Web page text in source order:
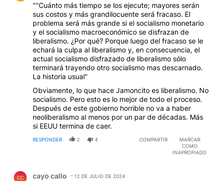
""Cuánto más tiempo se los ejecute; mayores serán
sus costos y más grandilocuente será fracaso. El
problema será más grande si el socialismo monetario
y el socialismo macroeconómico se disfrazan de
liberalismo. ¿Por qué? Porque luego del fracaso se le
echará la culpa al liberalismo y, en consecuencia, el
actual socialismo disfrazado de liberalismo sólo
terminará trayendo otro socialismo mas descarnado.
La historia usual"
Obviamente, lo que hace Jamoncito es liberalismo. No
socialismo. Pero esto es lo mejor de todo el proceso.
Después de este gobierno horrible no va a haber
neoliberalismo al menos por un par de décadas. Más
si EEUU termina de caer.
RESPONDER 2 4 COMPARTIR
MARCAR
COMO
INAPROPIADO
CC cayo callo 12 DE JULIO DE 2024